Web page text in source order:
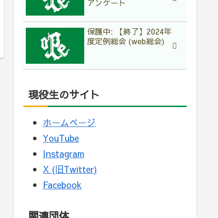
アンケート
保護中: 【終了】2024年
度定例総会 (web総会)
現役生のサイト
ホームページ
YouTube
Instagram
X (旧Twitter)
Facebook